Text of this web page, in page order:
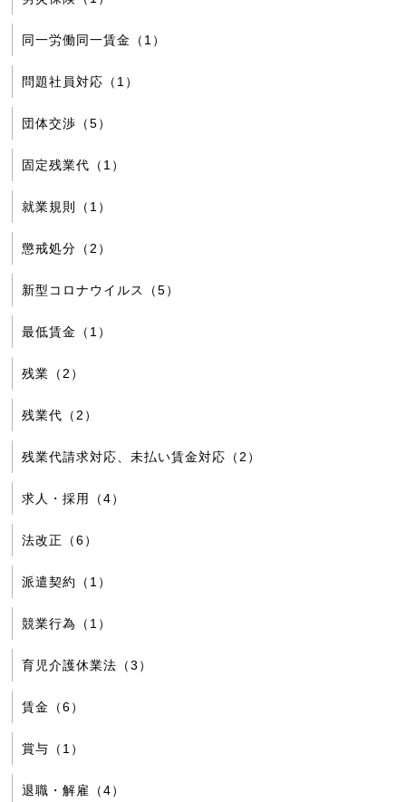
同一労働同一賃金（1）
問題社員対応（1）
団体交渉（5）
固定残業代（1）
就業規則（1）
懲戒処分（2）
新型コロナウイルス（5）
最低賃金（1）
残業（2）
残業代（2）
残業代請求対応、未払い賃金対応（2）
求人・採用（4）
法改正（6）
派遣契約（1）
競業行為（1）
育児介護休業法（3）
賃金（6）
賞与（1）
退職・解雇（4）